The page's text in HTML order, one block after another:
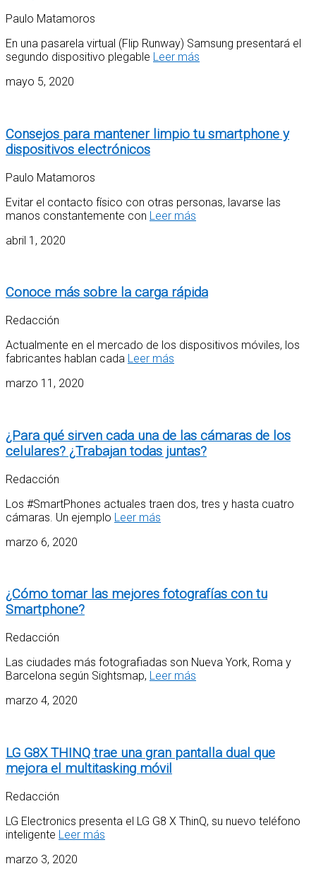
Paulo Matamoros
En una pasarela virtual (Flip Runway) Samsung presentará el
segundo dispositivo plegable Leer más
mayo 5, 2020
Consejos para mantener limpio tu smartphone y
dispositivos electrónicos
Paulo Matamoros
Evitar el contacto físico con otras personas, lavarse las
manos constantemente con Leer más
abril 1, 2020
Conoce más sobre la carga rápida
Redacción
Actualmente en el mercado de los dispositivos móviles, los
fabricantes hablan cada Leer más
marzo 11, 2020
¿Para qué sirven cada una de las cámaras de los
celulares? ¿Trabajan todas juntas?
Redacción
Los #SmartPhones actuales traen dos, tres y hasta cuatro
cámaras. Un ejemplo Leer más
marzo 6, 2020
¿Cómo tomar las mejores fotografías con tu
Smartphone?
Redacción
Las ciudades más fotografiadas son Nueva York, Roma y
Barcelona según Sightsmap, Leer más
marzo 4, 2020
LG G8X THINQ trae una gran pantalla dual que
mejora el multitasking móvil
Redacción
LG Electronics presenta el LG G8 X ThinQ, su nuevo teléfono
inteligente Leer más
marzo 3, 2020